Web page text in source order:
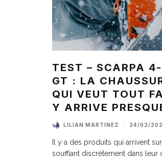
TEST – SCARPA
GT : LA
QUI VEUT TOUT
Y ARRIVE
LILIAN MARTINEZ · 24/02/
Il y a des produits qui arrivent
soufflant discrètement dans leur